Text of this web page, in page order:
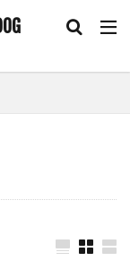
ム